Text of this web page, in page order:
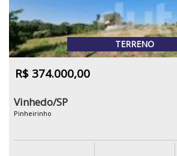
TERRENO
R$ 374.000,00
Vinhedo/SP
Pinheirinho